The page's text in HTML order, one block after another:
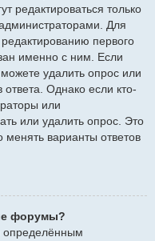
редактироваться только
Для
первого
именно с ним. Если
удалить опрос или
Однако если кто-
или
или удалить опрос. Это
менять варианты ответов
форумы?
определённым